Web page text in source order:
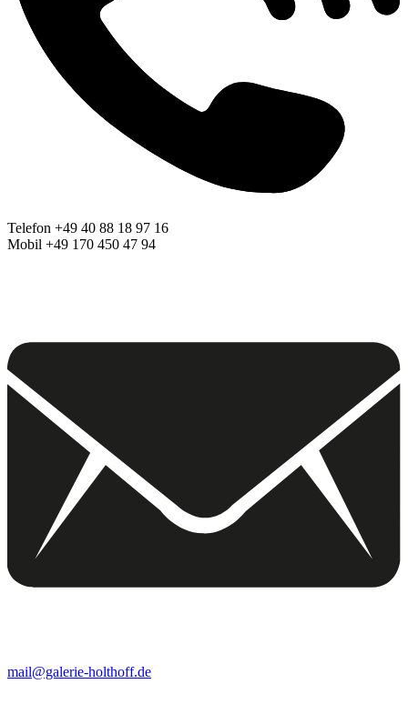
Telefon +49 40 88 18 97 16
Mobil +49 170 450 47 94
mail@galerie-holthoff.de